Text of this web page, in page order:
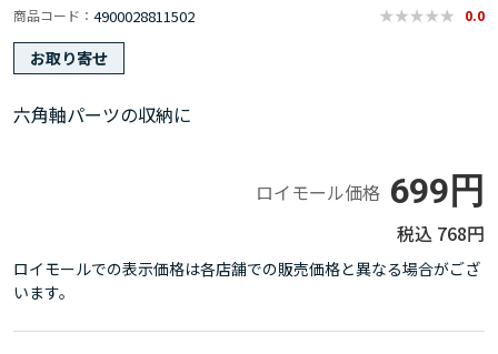
商品コード 4900028811502 0.0
お取り寄せ
六角軸パーツの収納に
ロイモール価格 699円
768円
ロイモールでの表示価格は各店舗での販売価格と異なる場合がござ
います。